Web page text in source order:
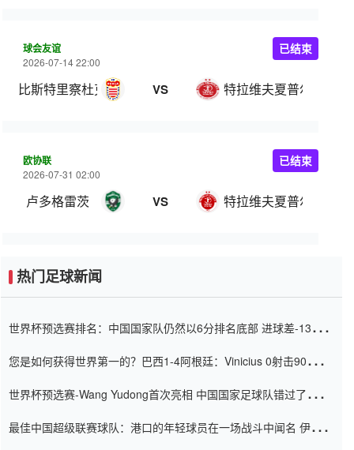
球会友谊
2026-07-14 22:00
比斯特里察杜克拉 VS 特拉维夫夏普尔
已结束
欧协联
2026-07-31 02:00
卢多格雷茨 VS 特拉维夫夏普尔
已结束
热门足球新闻
世界杯预选赛排名：中国国家队仍然以6分排名底部 进球差-13令人
您是如何获得世界第一的？巴西1-4阿根廷：Vinicius 0射击90分钟
世界杯预选赛-Wang Yudong首次亮相 中国国家足球队错过了世界
最佳中国超级联赛球队：港口的年轻球员在一场战斗中闻名 伊万放